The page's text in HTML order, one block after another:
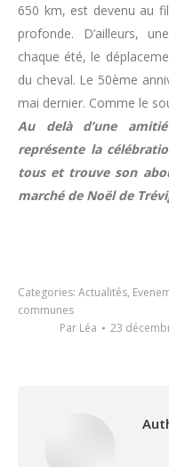
650 km, est devenu au
profonde. D’ailleurs,
chaque été, le
du cheval. Le 50ème
mai dernier. Comme le
Au delà d’une
représente la
tous et trouve son
marché de Noël de
Categories: Actualités,
communes
Par Léa 23